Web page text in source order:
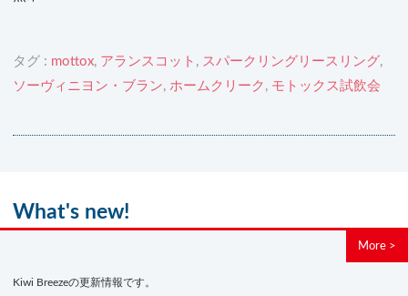
タグ : mottox, アランスコット , スパークリングリースリング,
ソーヴィニヨン・ブラン, ホームクリーク , モトックス試飲会
What's new!
More >
Kiwi Breezeの更新情報です。